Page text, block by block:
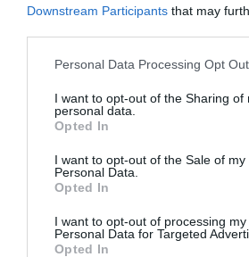
Downstream Participants that may
Personal Data Processing Opt
I want to opt-out of the Sharing of
personal data.
Opted In
I want to opt-out of the Sale of my
Personal Data.
Opted In
I want to opt-out of processing my
Personal Data for Targeted
Opted In
Índex2P
Synergym
Basic-Fit